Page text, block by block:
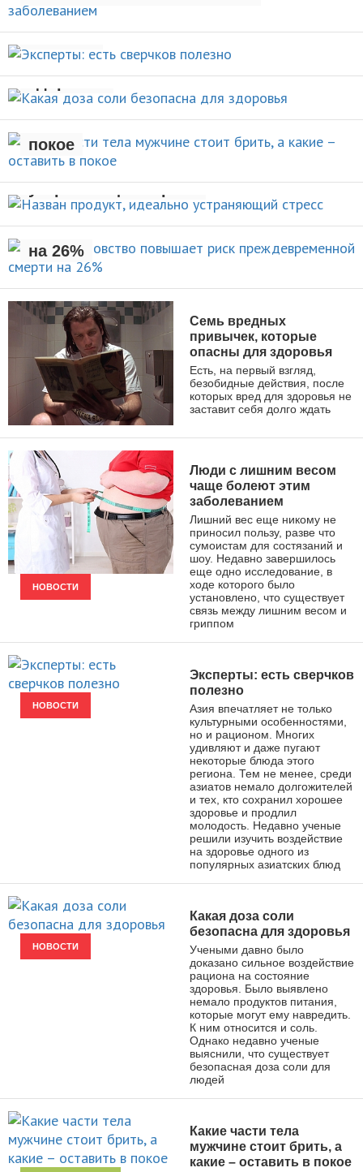
НОВОСТИ
Эксперты: есть сверчков
полезно
НОВОСТИ
Какая доза соли безопасна для
здоровья
НОВОСТИ
Какие части тела мужчине стоит
брить, а какие – оставить в
покое
УХОД ЗА СОБОЙ
Назван продукт, идеально
устраняющий стресс
НОВОСТИ
Раннее отцовство повышает
риск преждевременной смерти
на 26%
НОВОСТИ
ЗДОРОВЫЙ ОБРАЗ ЖИЗНИ
Семь вредных
привычек, которые
опасны для здоровья
Есть, на первый взгляд,
безобидные действия, после
которых вред для здоровья не
заставит себя долго ждать
НОВОСТИ
Люди с лишним весом
чаще болеют этим
заболеванием
Лишний вес еще никому не
приносил пользу, разве что
сумоистам для состязаний и
шоу. Недавно завершилось
еще одно исследование, в
ходе которого было
установлено, что существует
связь между лишним весом и
гриппом
НОВОСТИ
Эксперты: есть сверчков
полезно
Азия впечатляет не только
культурными особенностями,
но и рационом. Многих
удивляют и даже пугают
некоторые блюда этого
региона. Тем не менее, среди
азиатов немало долгожителей
и тех, кто сохранил хорошее
здоровье и продлил
молодость. Недавно ученые
решили изучить воздействие
на здоровье одного из
популярных азиатских блюд
НОВОСТИ
Какая доза соли
безопасна для здоровья
Учеными давно было
доказано сильное воздействие
рациона на состояние
здоровья. Было выявлено
немало продуктов питания,
которые могут ему навредить.
К ним относится и соль.
Однако недавно ученые
выяснили, что существует
безопасная доза соли для
людей
Какие части тела
мужчине стоит брить, а
какие – оставить в покое